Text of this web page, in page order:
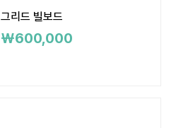
그리드 빌보드
가격
₩600,000